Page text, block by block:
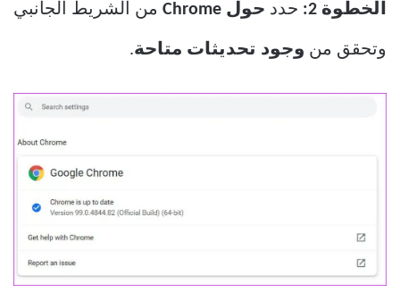
الخطوة 2: حدد حول Chrome من الشريط الجانبي
وتحقق من وجود تحديثات متاحة.